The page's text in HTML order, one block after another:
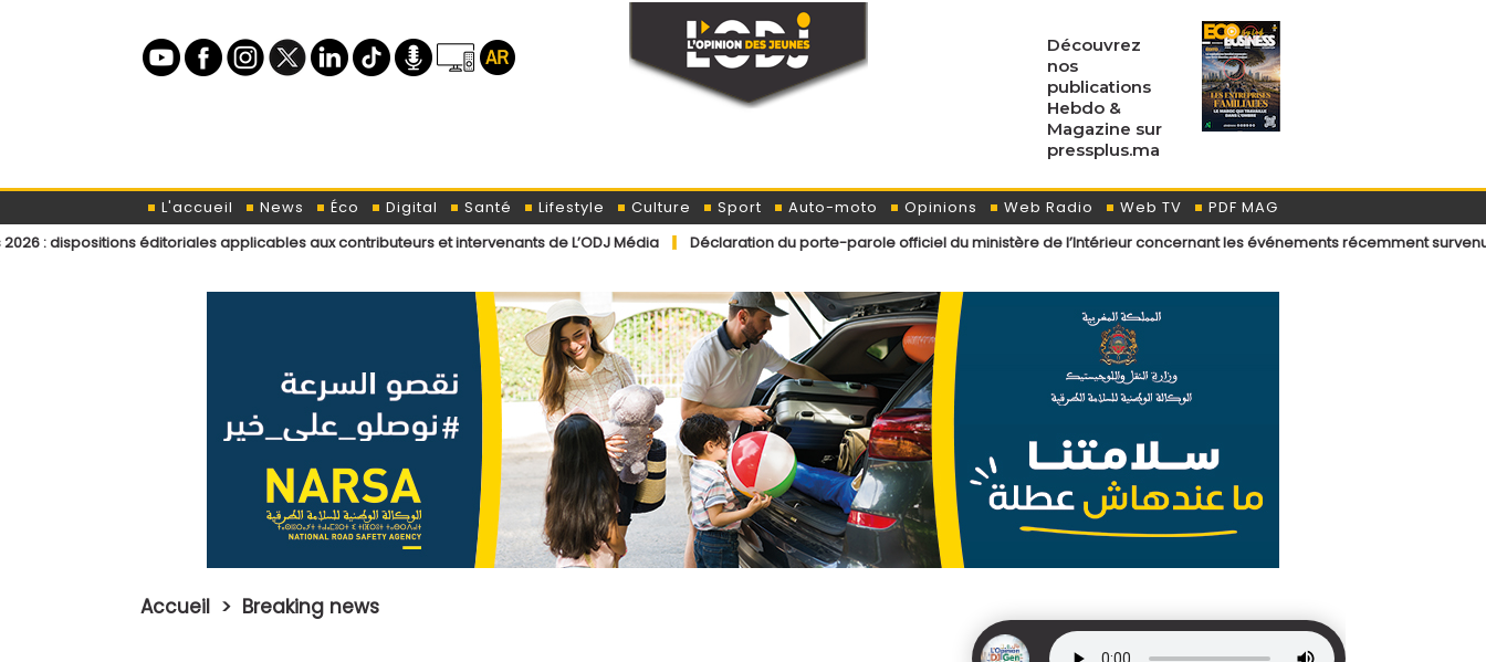
Découvrez
nos
publications
Hebdo &
Magazine sur
pressplus.ma
L'accueil News Éco Digital Santé Lifestyle Culture Sport Auto-moto Opinions Web Radio Web TV
PDF MAG
éditoriales applicables aux contributeurs et intervenants de L’ODJ Média
Déclaration du porte-parole officiel du ministère de l’Intérieur concernant les événements récemment survenus aux points de
Accueil > Breaking news